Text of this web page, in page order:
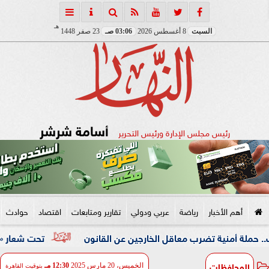
السبت 8 أغسطس 2026 03:06 صـ 23 صفر 1448
هـ
رئيس مجلس الإدارة ورئيس التحرير أسامة شرشر
أهم الأخبار رياضة عربي ودولي تقارير ومتابعات اقتصاد حوادث
تحت شعار «خدمة بيوت معاقل الخارجين عن القانون
الخميس، 20 مارس 2025 12:30 مـ بتوقيت القاهرة